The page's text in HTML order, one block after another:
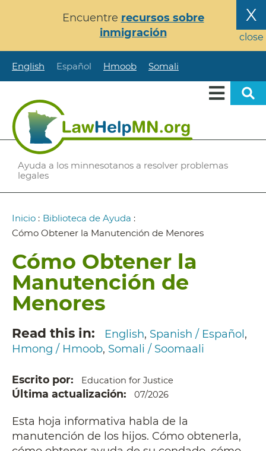
principal
X
close
Encuentre recursos sobre
inmigración
English Español Hmoob Somali
Ayuda a los minnesotanos a resolver problemas
legales
Ruta
de
Inicio : Biblioteca de Ayuda :
Cómo Obtener la Manutención de Menores
Cómo Obtener la
Manutención de
Menores
Read this in English Spanish / Español
Hmong / Hmoob Somali / Soomaali
Escrito por Education for Justice
Última actualización 07/2026
Esta hoja informativa habla de la
manutención de los hijos. Cómo obtenerla,